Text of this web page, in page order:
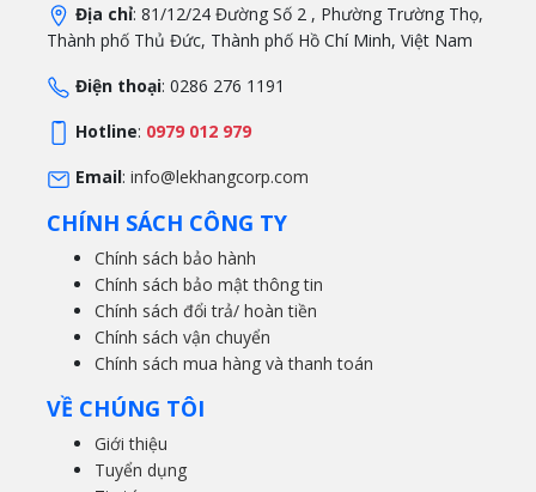
Địa chỉ: 81/12/24 Đường Số 2 , Phường Trường Thọ,
Thành phố Thủ Đức, Thành phố Hồ Chí Minh, Việt Nam
Điện thoại: 0286 276 1191
Hotline: 0979 012 979
Email: info@lekhangcorp.com
CHÍNH SÁCH CÔNG TY
Chính sách bảo hành
Chính sách bảo mật thông tin
Chính sách đổi trả/ hoàn tiền
Chính sách vận chuyển
Chính sách mua hàng và thanh toán
VỀ CHÚNG TÔI
Giới thiệu
Tuyển dụng